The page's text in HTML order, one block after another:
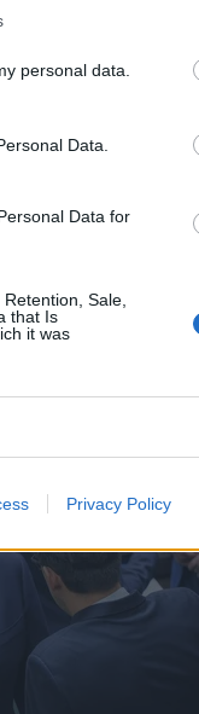
personal data.
Data.
Data for
Sale,
that Is
it was
Privacy Policy